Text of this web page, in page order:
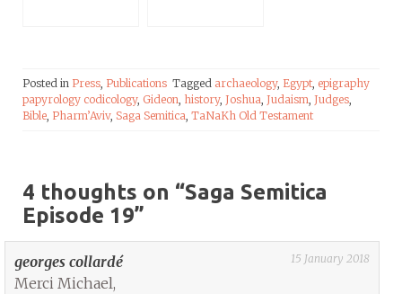
Posted in Press Publications Tagged archaeology, Egypt epigraphy
papyrology codicology, Gideon history, Joshua Judaism Judges
Bible Pharm’Aviv, Saga Semitica TaNaKh Old Testament
4 thoughts on “Saga Semitica
Episode 19”
georges collardé 15 January 2018
Merci Michael,